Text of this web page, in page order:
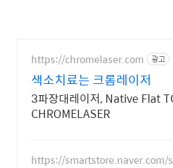
https://chromelaser.com 광고
색소치료는 크롬레이저
3파장대레이저, Native Flat
CHROMELASER
https://smartstore.naver.com/